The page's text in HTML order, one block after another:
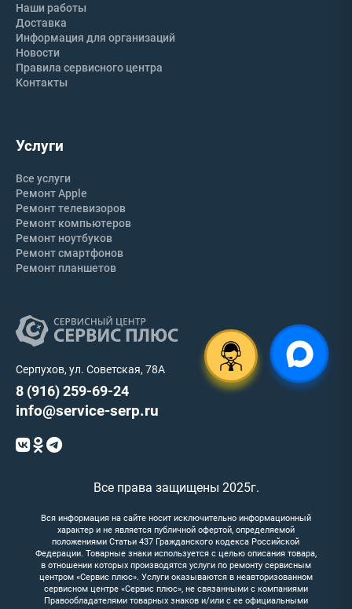
Серпухов, ул. Советская, 78А
8 (916) 259-69-24
info@service-serp.ru
Услуги
Все услуги
Ремонт Apple
Ремонт телевизоров
Ремонт компьютеров
Ремонт ноутбуков
Ремонт смартфонов
Ремонт планшетов
Наши работы
Доставка
Информация для организаций
Новости
Правила сервисного центра
Контакты
Все права защищены 2025г.
Вся информация на сайте носит исключительно информационный
характер и не является публичной офертой, определяемой
положениями Статьи 437 Гражданского кодекса Российской
Федерации. Товарные знаки используется с целью описания товара,
в отношении которых производятся услуги по ремонту сервисным
центром «Сервис плюс». Услуги оказываются в неавторизованном
сервисном центре «Сервис плюс», не связанными с компаниями
Правообладателями товарных знаков и/или с ее официальными